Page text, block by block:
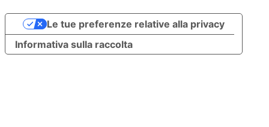
Informativa sulla raccolta
Le tue preferenze relative alla privacy